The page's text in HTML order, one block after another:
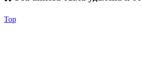
Top